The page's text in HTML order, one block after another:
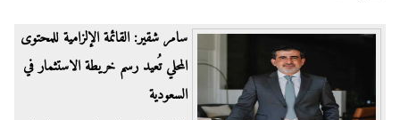
سامر شقير: القائمة الإلزامية للمحتوى
المحلي تُعيد رسم خريطة الاستثمار في
السعودية